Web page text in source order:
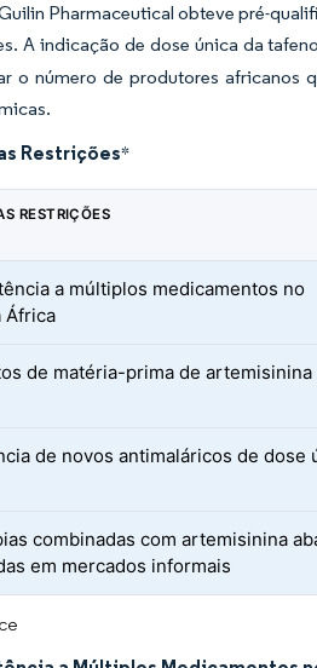
Pharmaceutical obteve pré-
A indicação de dose única da
o número de produtores africanos
Restrições*
RESTRIÇÕES
a múltiplos medicamentos no
África
de matéria-prima de artemisinina
de novos antimaláricos de dose
combinadas com artemisinina
em mercados informais